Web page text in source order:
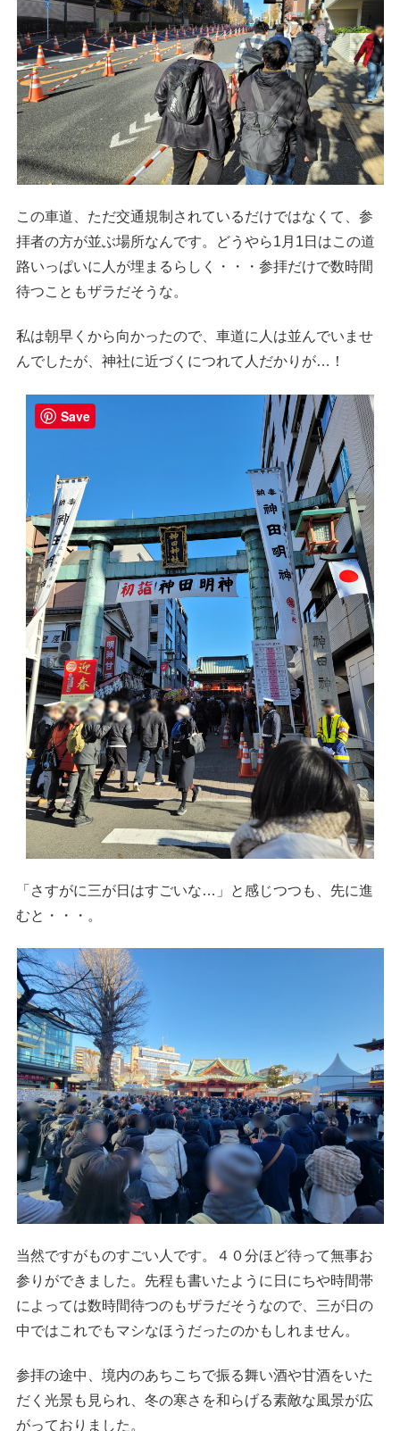
この車道、ただ交通規制されているだけではなくて、参
拝者の方が並ぶ場所なんです。どうやら1月1日はこの道
路いっぱいに人が埋まるらしく・・・参拝だけで数時間
待つこともザラだそうな。
私は朝早くから向かったので、車道に人は並んでいませ
んでしたが、神社に近づくにつれて人だかりが…！
「さすがに三が日はすごいな…」と感じつつも、先に進
むと・・・。
当然ですがものすごい人です。４０分ほど待って無事お
参りができました。先程も書いたように日にちや時間帯
によっては数時間待つのもザラだそうなので、三が日の
中ではこれでもマシなほうだったのかもしれません。
参拝の途中、境内のあちこちで振る舞い酒や甘酒をいた
だく光景も見られ、冬の寒さを和らげる素敵な風景が広
がっておりました。
Save